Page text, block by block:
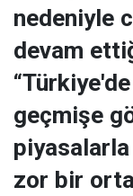
nedeniyle
devam
geçmişe
piyasalarla
zor bir